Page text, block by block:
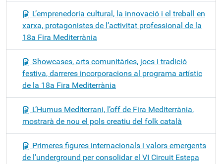
L’emprenedoria cultural, la innovació i el treball en
xarxa, protagonistes de l’activitat professional de la
18a Fira Mediterrània
Showcases, arts comunitàries, jocs i tradició
festiva, darreres incorporacions al programa artístic
de la 18a Fira Mediterrània
L’Humus Mediterrani, l’off de Fira Mediterrània,
mostrarà de nou el pols creatiu del folk català
Primeres figures internacionals i valors emergents
de l'underground per consolidar el VI Circuit Estepa